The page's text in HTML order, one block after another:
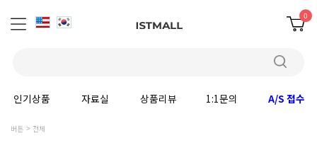
0
인기상품 자료실 상품리뷰 1:1문의 A/S 접수
버튼 전체